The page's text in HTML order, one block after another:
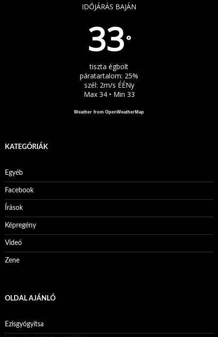
IDŐJÁRÁS BAJÁN
33°
tiszta égbolt
páratartalom: 25%
szél: 2m/s ÉÉNy
Max 34 • Min 33
Weather from OpenWeatherMap
KATEGÓRIÁK
Egyéb
Facebook
Írások
Képregény
Videó
Zene
OLDAL AJÁNLÓ
Ezisgyógyítsa